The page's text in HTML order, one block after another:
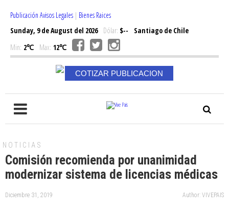
Publicación Avisos Legales | Bienes Raices
Sunday, 9 de August del 2026Dólar: $--
Santiago de Chile
Min: 2℃ Max: 12℃
COTIZAR PUBLICACION
NOTICIAS
Comisión recomienda por unanimidad
modernizar sistema de licencias médicas
Diciembre 31, 2019 Author: VIVEPAIS